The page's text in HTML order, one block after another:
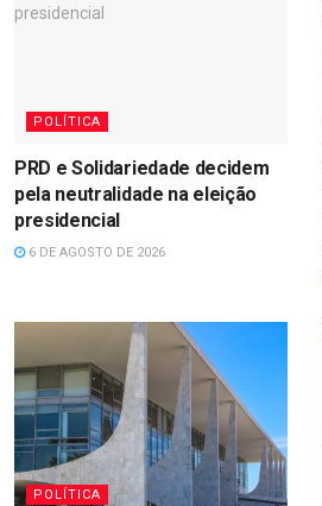
POLÍTICA
PRD e Solidariedade decidem
pela neutralidade na eleição
presidencial
6 DE AGOSTO DE 2026
POLÍTICA